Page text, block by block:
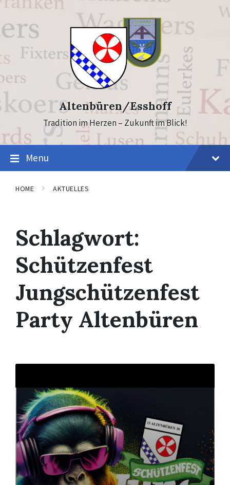
Skip
content
Skip
footer
Altenbüren/Esshoff
Tradition im Herzen – Zukunft im Blick!
Menu
HOME AKTUELLES
Schlagwort:
Schützenfest
Jungschützenfest
Party Altenbüren
Mehr